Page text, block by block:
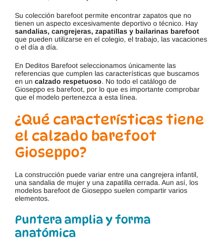
Su colección barefoot permite encontrar zapatos que no
tienen un aspecto excesivamente deportivo o técnico. Hay
sandalias, cangrejeras, zapatillas y bailarinas barefoot
que pueden utilizarse en el colegio, el trabajo, las vacaciones
o el día a día.
En Deditos Barefoot seleccionamos únicamente las
referencias que cumplen las características que buscamos
en un calzado respetuoso. No todo el catálogo de
Gioseppo es barefoot, por lo que es importante comprobar
que el modelo pertenezca a esta línea.
¿Qué características tiene
el calzado barefoot
Gioseppo?
La construcción puede variar entre una cangrejera infantil,
una sandalia de mujer y una zapatilla cerrada. Aun así, los
modelos barefoot de Gioseppo suelen compartir varios
elementos.
Puntera amplia y forma
anatómica